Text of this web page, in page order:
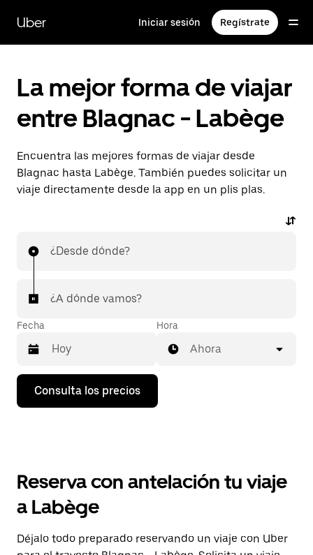
contenido
principal
Uber Iniciar sesión Regístrate
La mejor forma de viajar
entre Blagnac - Labège
Encuentra las mejores formas de viajar desde
Blagnac hasta Labège. También puedes solicitar un
viaje directamente desde la app en un plis plas.
¿Desde dónde?
¿A dónde vamos?
Fecha
Pulsa
flecha
calendario
seleccionar
fecha.
Pulsa
Hora
Ahora
Consulta los precios
Reserva con antelación tu viaje
a Labège
Déjalo todo preparado reservando un viaje con Uber